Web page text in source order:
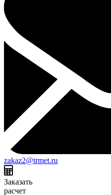
zakaz2@trmet.ru
Заказать
расчет